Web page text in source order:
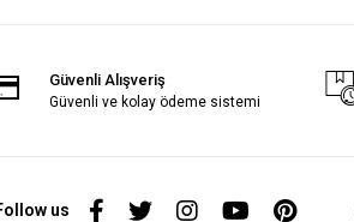
Güvenli Alışveriş
Güvenli ve kolay ödeme sistemi
us